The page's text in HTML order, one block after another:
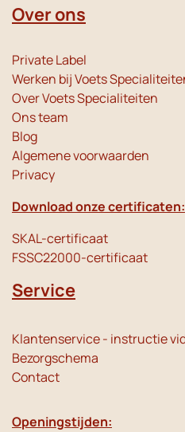
Over ons
Private Label
Werken bij Voets
Over Voets Specialiteiten
Ons team
Blog
Algemene voorwaarden
Privacy
Download onze certificaten:
SKAL-certificaat
FSSC22000-certificaat
Service
Klantenservice - instructie
Bezorgschema
Contact
Openingstijden: